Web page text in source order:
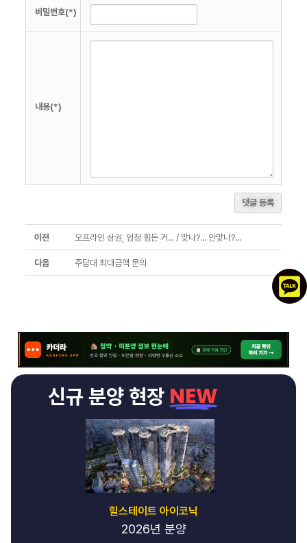
비밀번호(*)
내용(*)
댓글 등록
이전 오프라인 상권, 엄청 힘든 거... / 맞나?... 안맞나?...
다음 주담대 최대금액 문의
신규 분양 현장 NEW
힐스테이트 아이코닉
2026년 분양